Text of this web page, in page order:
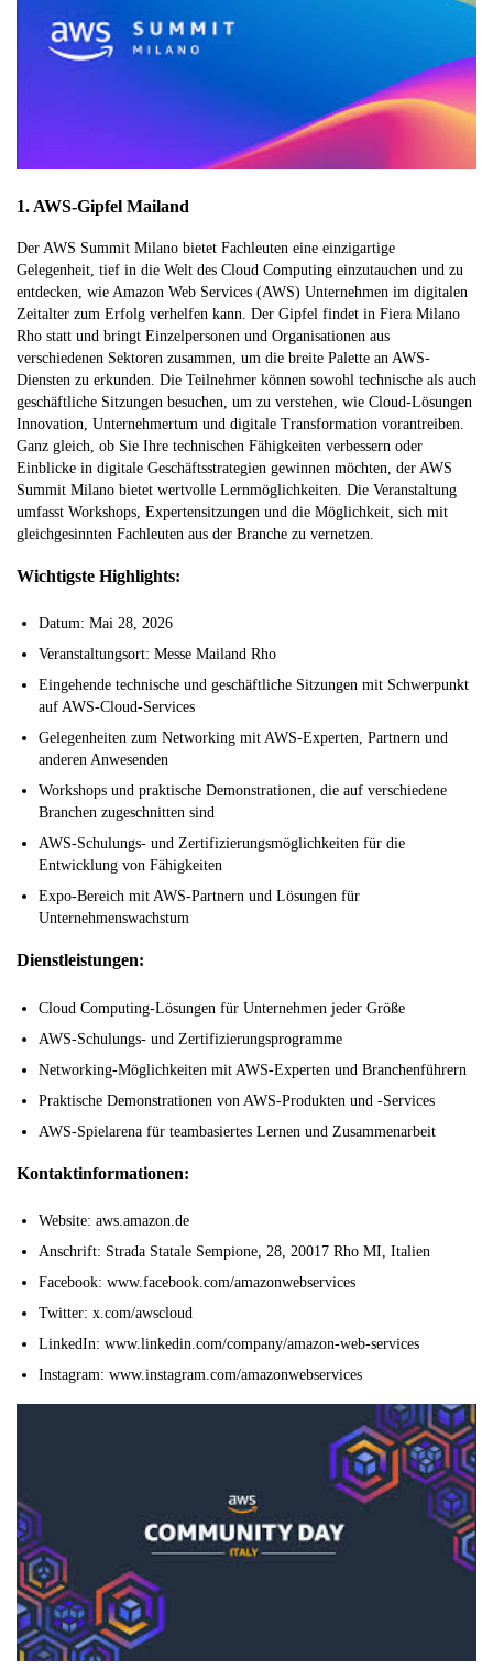
1. AWS-Gipfel Mailand
Der AWS Summit Milano bietet Fachleuten eine einzigartige
Gelegenheit, tief in die Welt des Cloud Computing einzutauchen und zu
entdecken, wie Amazon Web Services (AWS) Unternehmen im digitalen
Zeitalter zum Erfolg verhelfen kann. Der Gipfel findet in Fiera Milano
Rho statt und bringt Einzelpersonen und Organisationen aus
verschiedenen Sektoren zusammen, um die breite Palette an AWS-
Diensten zu erkunden. Die Teilnehmer können sowohl technische als auch
geschäftliche Sitzungen besuchen, um zu verstehen, wie Cloud-Lösungen
Innovation, Unternehmertum und digitale Transformation vorantreiben.
Ganz gleich, ob Sie Ihre technischen Fähigkeiten verbessern oder
Einblicke in digitale Geschäftsstrategien gewinnen möchten, der AWS
Summit Milano bietet wertvolle Lernmöglichkeiten. Die Veranstaltung
umfasst Workshops, Expertensitzungen und die Möglichkeit, sich mit
gleichgesinnten Fachleuten aus der Branche zu vernetzen.
Wichtigste Highlights:
Datum: Mai 28, 2026
Veranstaltungsort: Messe Mailand Rho
Eingehende technische und geschäftliche Sitzungen mit Schwerpunkt
auf AWS-Cloud-Services
Gelegenheiten zum Networking mit AWS-Experten, Partnern und
anderen Anwesenden
Workshops und praktische Demonstrationen, die auf verschiedene
Branchen zugeschnitten sind
AWS-Schulungs- und Zertifizierungsmöglichkeiten für die
Entwicklung von Fähigkeiten
Expo-Bereich mit AWS-Partnern und Lösungen für
Unternehmenswachstum
Dienstleistungen:
Cloud Computing-Lösungen für Unternehmen jeder Größe
AWS-Schulungs- und Zertifizierungsprogramme
Networking-Möglichkeiten mit AWS-Experten und Branchenführern
Praktische Demonstrationen von AWS-Produkten und -Services
AWS-Spielarena für teambasiertes Lernen und Zusammenarbeit
Kontaktinformationen:
Website: aws.amazon.de
Anschrift: Strada Statale Sempione, 28, 20017 Rho MI, Italien
Facebook: www.facebook.com/amazonwebservices
Twitter: x.com/awscloud
LinkedIn: www.linkedin.com/company/amazon-web-services
Instagram: www.instagram.com/amazonwebservices